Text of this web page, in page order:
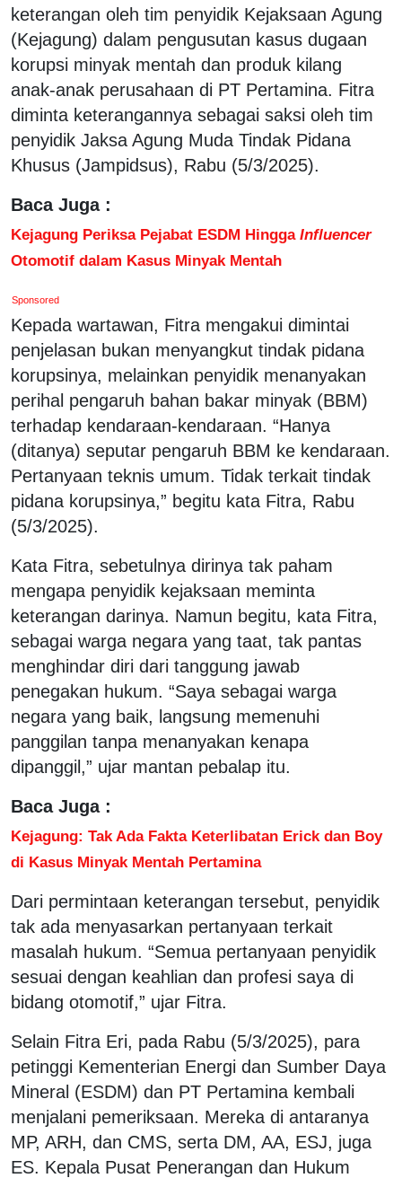
keterangan oleh tim penyidik Kejaksaan Agung
(Kejagung) dalam pengusutan kasus dugaan
korupsi minyak mentah dan produk kilang
anak-anak perusahaan di PT Pertamina. Fitra
diminta keterangannya sebagai saksi oleh tim
penyidik Jaksa Agung Muda Tindak Pidana
Khusus (Jampidsus), Rabu (5/3/2025).
Baca Juga :
Kejagung Periksa Pejabat ESDM Hingga Influencer
Otomotif dalam Kasus Minyak Mentah
Sponsored
Kepada wartawan, Fitra mengakui dimintai
penjelasan bukan menyangkut tindak pidana
korupsinya, melainkan penyidik menanyakan
perihal pengaruh bahan bakar minyak (BBM)
terhadap kendaraan-kendaraan. “Hanya
(ditanya) seputar pengaruh BBM ke kendaraan.
Pertanyaan teknis umum. Tidak terkait tindak
pidana korupsinya,” begitu kata Fitra, Rabu
(5/3/2025).
Kata Fitra, sebetulnya dirinya tak paham
mengapa penyidik kejaksaan meminta
keterangan darinya. Namun begitu, kata Fitra,
sebagai warga negara yang taat, tak pantas
menghindar diri dari tanggung jawab
penegakan hukum. “Saya sebagai warga
negara yang baik, langsung memenuhi
panggilan tanpa menanyakan kenapa
dipanggil,” ujar mantan pebalap itu.
Baca Juga :
Kejagung: Tak Ada Fakta Keterlibatan Erick dan Boy
di Kasus Minyak Mentah Pertamina
Dari permintaan keterangan tersebut, penyidik
tak ada menyasarkan pertanyaan terkait
masalah hukum. “Semua pertanyaan penyidik
sesuai dengan keahlian dan profesi saya di
bidang otomotif,” ujar Fitra.
Selain Fitra Eri, pada Rabu (5/3/2025), para
petinggi Kementerian Energi dan Sumber Daya
Mineral (ESDM) dan PT Pertamina kembali
menjalani pemeriksaan. Mereka di antaranya
MP, ARH, dan CMS, serta DM, AA, ESJ, juga
ES. Kepala Pusat Penerangan dan Hukum